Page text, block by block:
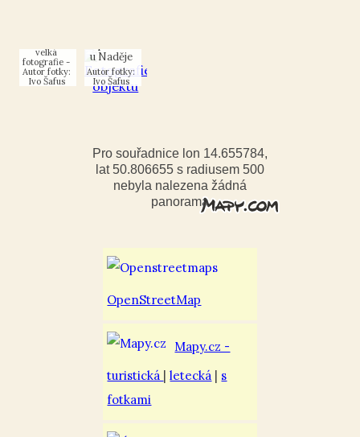
Autor fotky:
Ivo Šafus
u Naděje
Autor fotky:
Ivo Šafus
Pro souřadnice lon 14.655784,
lat 50.806655 s radiusem 500
nebyla nalezena žádná
panorama
OpenStreetMap
Mapy.cz -
turistická |letecká | s
fotkami